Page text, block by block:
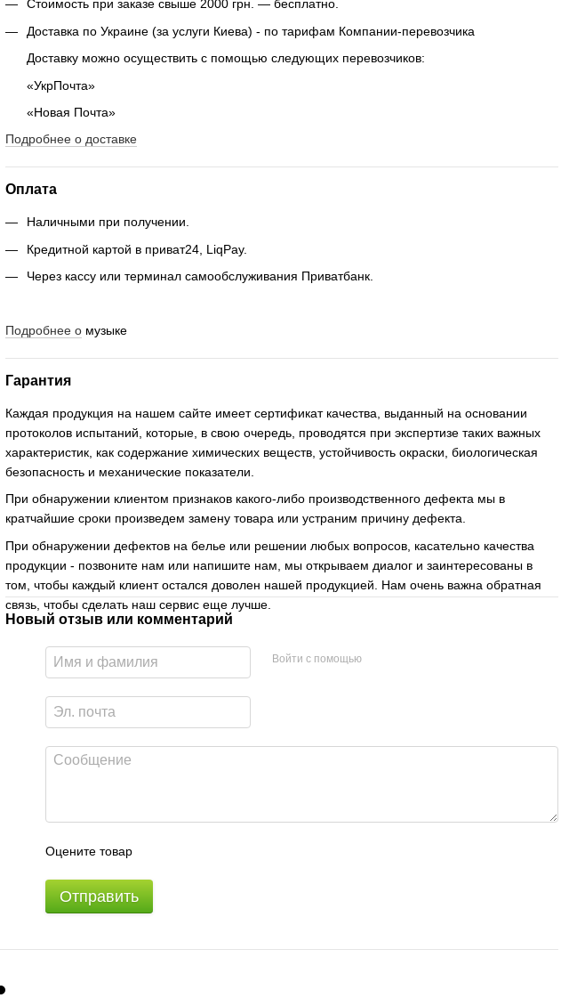
Стоимость при заказе свыше 2000 грн. — бесплатно.
Доставка по Украине (за услуги Киева) - по тарифам Компании-перевозчика
Доставку можно осуществить с помощью следующих перевозчиков:
«УкрПочта»
«Новая Почта»
Подробнее о доставке
Оплата
Наличными при получении.
Кредитной картой в приват24, LiqPay.
Через кассу или терминал самообслуживания Приватбанк.
Подробнее о музыке
Гарантия
Каждая продукция на нашем сайте имеет сертификат качества, выданный на основании
протоколов испытаний, которые, в свою очередь, проводятся при экспертизе таких важных
характеристик, как содержание химических веществ, устойчивость окраски, биологическая
безопасность и механические показатели.
При обнаружении клиентом признаков какого-либо производственного дефекта мы в
кратчайшие сроки произведем замену товара или устраним причину дефекта.
При обнаружении дефектов на белье или решении любых вопросов, касательно качества
продукции - позвоните нам или напишите нам, мы открываем диалог и заинтересованы в
том, чтобы каждый клиент остался доволен нашей продукцией. Нам очень важна обратная
связь, чтобы сделать наш сервис еще лучше.
Новый отзыв или комментарий
Войти с помощью
Оцените товар
Отправить